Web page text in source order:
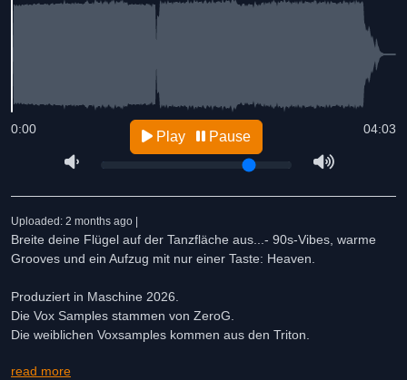
04:03
0:00 Play Pause
Uploaded: 2 months ago |
Breite deine Flügel auf der Tanzfläche aus...- 90s-Vibes, warme
Grooves und ein Aufzug mit nur einer Taste: Heaven.
Produziert in Maschine 2026.
Die Vox Samples stammen von ZeroG.
Die weiblichen Voxsamples kommen aus den Triton.
Ich wünsche allen Teilnehmer/in viel Spaß und Erfolg
read more